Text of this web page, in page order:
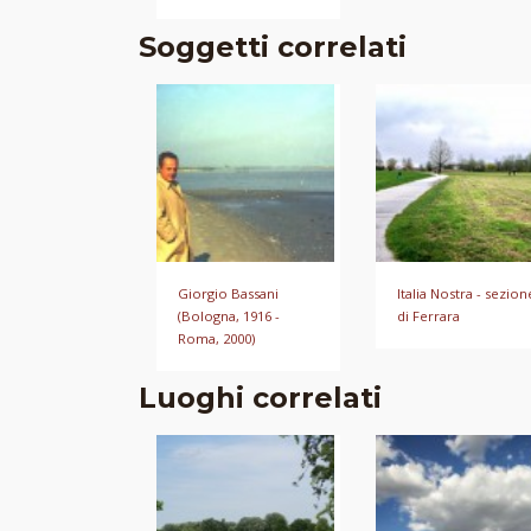
Soggetti correlati
Giorgio Bassani
(Bologna, 1916 -
Roma, 2000)
Italia Nostra -
di Ferrara
Luoghi correlati